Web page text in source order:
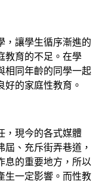
，讓學生循序漸進的
教育的不足。在學
相同年齡的同學一起
的家庭性教育。
，現今的各式媒體
屆、充斥街弄巷道，
息的重要地方，所以
生一定影響。而性教